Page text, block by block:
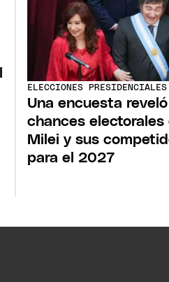
ELECCIONES PRESIDENCIALES
Una encuesta
chances electorales
Milei y sus
para el 2027